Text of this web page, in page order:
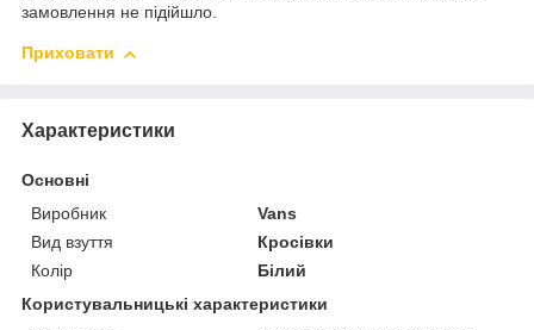
замовлення не підійшло.
Приховати
Характеристики
Основні
Виробник
Vans
Вид взуття
Кросівки
Колір
Білий
Користувальницькі характеристики